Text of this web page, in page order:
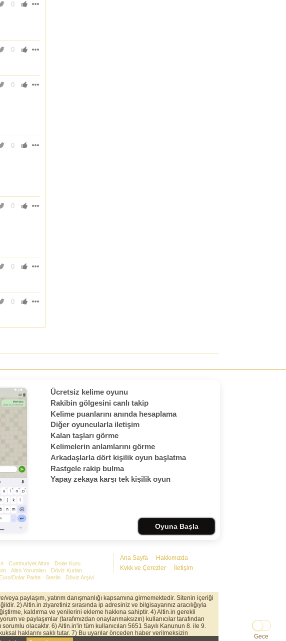
Gece
0
0
0
0
0
0
0
Ücretsiz kelime oyunu
Rakibin gölgesini canlı takip
Kelime puanlarını anında hesaplama
Diğer oyuncularla iletişim
Kalan taşları görme
Kelimelerin anlamlarını görme
Arkadaşlarla dört kişilik oyun başlatma
Rastgele rakip bulma
Yapay zekaya karşı tek kişilik oyun
Oyuna Başla
Ana Sayfa
Hakkımızda
Kvkk ve Çerezler
İletişim
Cumhuriyet Altını
Dolar Kuru
Altın Yorumları
Döviz Kurları
Euro/Dolar Parite Sterlin Döviz Arşivi
paylaşım, yatırım danışmanlığı kapsamına girmemektedir. Sitenin içeriği
2) Altin.in ziyaretiniz sırasında ip adresiniz ve bilgisayarınız aracılığıyla
kaldırma ve yenilerini ekleme hakkına sahiptir. 4) Altin.in gerekli
ve paylaşımlar (tarafımızdan onaylanmaksızın) kullanıcılar tarafından
olacaktır. 6) Altin.in'in tüm kullanıcıları 5651 Sayılı Kanunun 8. ile 9.
haklarını saklı tutar. 7) Bu uyarılar önceden haber verilmeksizin